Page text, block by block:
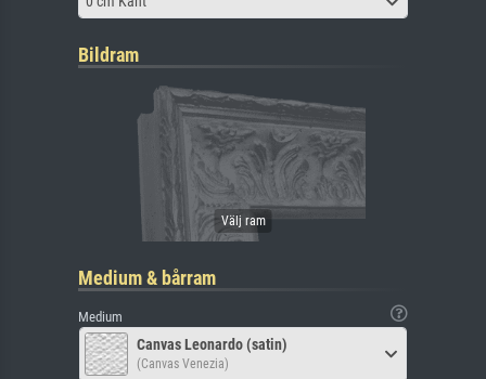
Bildram
Medium & bårram
Medium
Canvas Leonardo (satin)
(Canvas Venezia)